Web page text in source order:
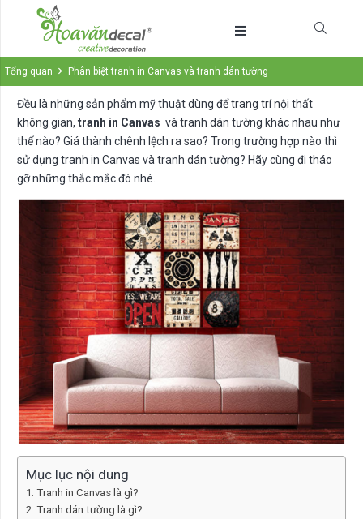
Tổng quan Phân biệt tranh in Canvas và tranh dán tường
Đều là những sản phẩm mỹ thuật dùng để trang trí nội thất
không gian, tranh in Canvas và tranh dán tường khác nhau như
thế nào? Giá thành chênh lệch ra sao? Trong trường hợp nào thì
sử dụng tranh in Canvas và tranh dán tường? Hãy cùng đi tháo
gỡ những thắc mắc đó nhé.
Mục lục nội dung
Tranh in Canvas là gì?
Tranh dán tường là gì?